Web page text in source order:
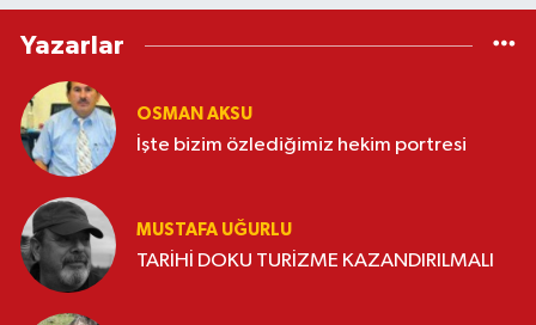
Yazarlar
OSMAN AKSU
İşte bizim özlediğimiz hekim portresi
MUSTAFA UĞURLU
TARİHİ DOKU TURİZME KAZANDIRILMALI